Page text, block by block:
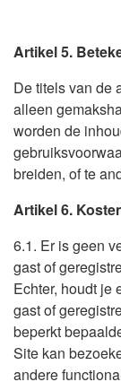
Artikel 5.
De titels van de
alleen
worden de
breiden, of te
Artikel 6.
6.1. Er is geen
gast of
Echter, houdt je
gast of
beperkt
Site kan
andere